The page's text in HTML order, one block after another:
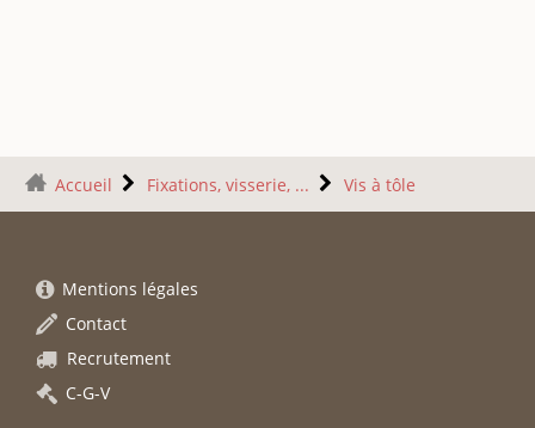
Accueil Fixations, visserie, ... Vis à tôle
Mentions légales
Contact
Recrutement
C-G-V